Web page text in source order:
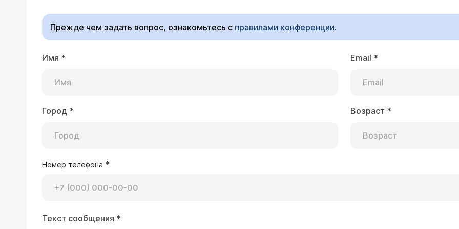
Здравствуйте! Дело в том, что у меня на теле пару дней назад начали появляться
(тоже один) И так каждый день. Обычно за ночь выскакивает один прыщ. Но меня это
чтобы на теле появлялись прыщи, да еще с белыми головками - такого за двадцать
Очень волнуюсь. Заранее огромное спасибо за ответ! С уважением, Оля.
) . Вместе вы сможете выявить причину данного состояния и
19.05.2009 Вера, 21 год, Казань
Прежде чем задать вопрос, ознакомьтесь с правилами конференции.
Имя * Email *
Город * Возраст *
Номер телефона *
Текст сообщения *